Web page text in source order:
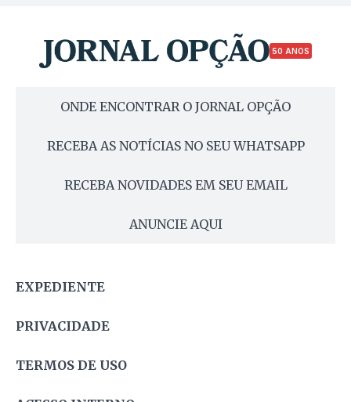
50 ANOS
ONDE ENCONTRAR O JORNAL OPÇÃO
RECEBA AS NOTÍCIAS NO SEU WHATSAPP
RECEBA NOVIDADES EM SEU EMAIL
ANUNCIE AQUI
EXPEDIENTE
PRIVACIDADE
TERMOS DE USO